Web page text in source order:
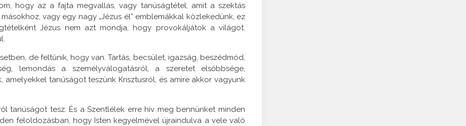
hogy az a fajta megvallás, vagy tanúságtétel, amit a szektás
vagy egy nagy „Jézus él” emblemákkal közlekedünk, ez
Jézus nem azt mondja, hogy provokáljátok a világot.
de feltűnik, hogy van. Tartás, becsület, igazság, beszédmód,
lemondás a személyválogatásról, a szeretet elsőbbsége,
amelyekkel tanúságot teszünk Krisztusról, és amire akkor vagyunk
tanúságot tesz. És a Szentlélek erre hív meg bennünket minden
feloldozásban, hogy Isten kegyelmével újraindulva a vele való